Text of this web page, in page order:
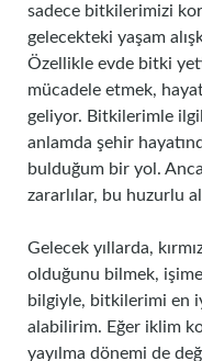
sadece bitkilerimizi
gelecekteki yaşam
Özellikle evde bitki
mücadele etmek,
geliyor. Bitkilerimle
anlamda şehir
bulduğum bir yol.
zararlılar, bu huzurlu
Gelecek yıllarda,
olduğunu bilmek,
bilgiyle, bitkilerimi en
alabilirim. Eğer iklim
yayılma dönemi de